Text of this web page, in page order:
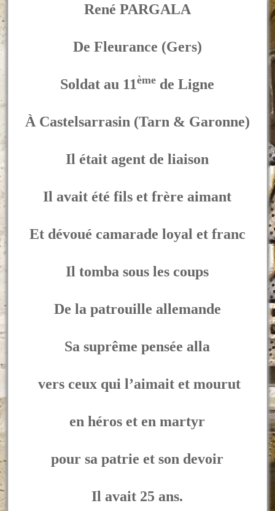
René PARGALA
De Fleurance (Gers)
Soldat au 11ème de Ligne
À Castelsarrasin (Tarn & Garonne)
Il était agent de liaison
Il avait été fils et frère aimant
Et dévoué camarade loyal et franc
Il tomba sous les coups
De la patrouille allemande
Sa suprême pensée alla
vers ceux qui l’aimait et mourut
en héros et en martyr
pour sa patrie et son devoir
Il avait 25 ans.